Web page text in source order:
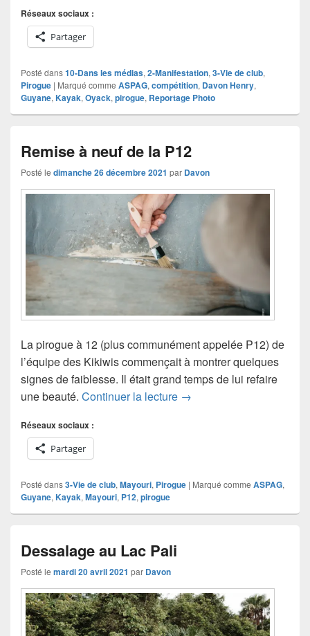
Réseaux sociaux :
Partager
Posté dans10-Dans les médias, 2-Manifestation, 3-Vie de club,
Pirogue | Marqué comme ASPAG, compétition, Davon Henry,
Guyane, Kayak, Oyack, pirogue, Reportage Photo
Remise à neuf de la P12
Posté le dimanche 26 décembre 2021 par Davon
La pirogue à 12 (plus communément appelée P12) de
l’équipe des Kikiwis commençait à montrer quelques
signes de faiblesse. Il était grand temps de lui refaire
une beauté. Continuer la lecture Remise à neuf de la P12
→
Réseaux sociaux :
Partager
Posté dans3-Vie de club, Mayouri, Pirogue | Marqué comme ASPAG,
Guyane, Kayak, Mayouri, P12, pirogue
Dessalage au Lac Pali
Posté le mardi 20 avril 2021 par Davon